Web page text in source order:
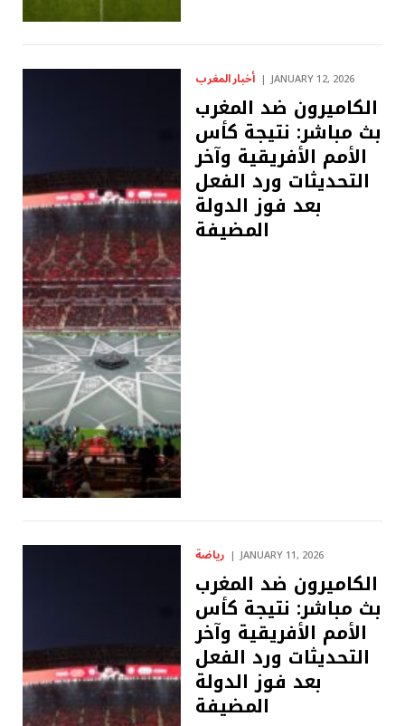
أخبار المغرب JANUARY 12, 2026
الكاميرون ضد المغرب
بث مباشر: نتيجة كأس
الأمم الأفريقية وآخر
التحديثات ورد الفعل
بعد فوز الدولة
المضيفة
رياضة JANUARY 11, 2026
الكاميرون ضد المغرب
بث مباشر: نتيجة كأس
الأمم الأفريقية وآخر
التحديثات ورد الفعل
بعد فوز الدولة
المضيفة